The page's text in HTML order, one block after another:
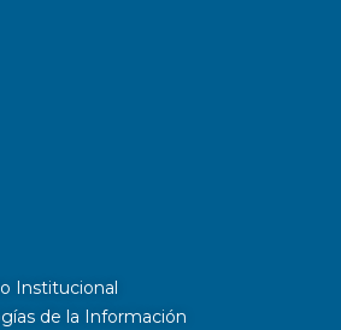
Institucional
de la Información